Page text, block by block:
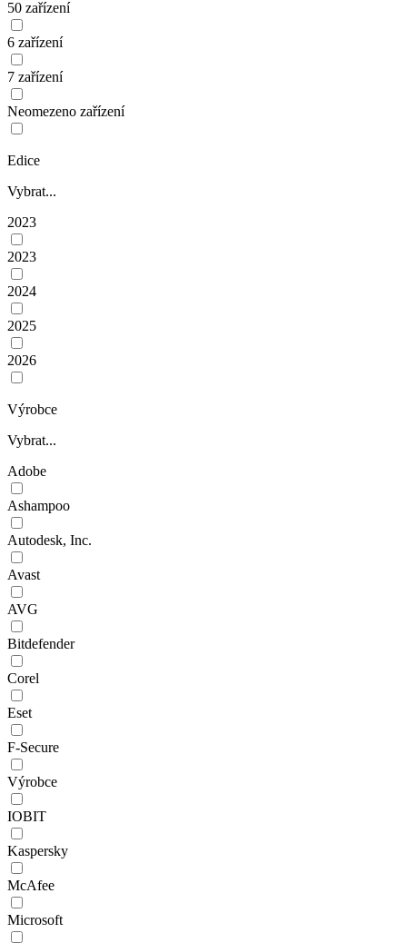
50 zařízení
6 zařízení
7 zařízení
Neomezeno zařízení
Edice
Vybrat...
2023
2023
2024
2025
2026
Výrobce
Vybrat...
Adobe
Ashampoo
Autodesk, Inc.
Avast
AVG
Bitdefender
Corel
Eset
F-Secure
Výrobce
IOBIT
Kaspersky
McAfee
Microsoft